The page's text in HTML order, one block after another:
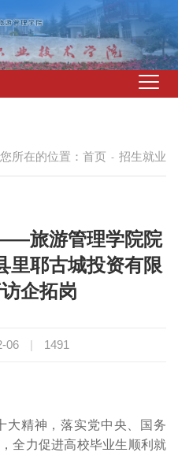
您所在的位置： 首页 - 招生就业
旅游管理学院院
里耶古城投资有限
企拓岗
06 | 1491
大精神，落实党中央、国务
全力促进高校毕业生顺利就